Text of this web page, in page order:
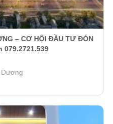
– CƠ HỘI ĐẦU TƯ ĐÓN
079.2721.539